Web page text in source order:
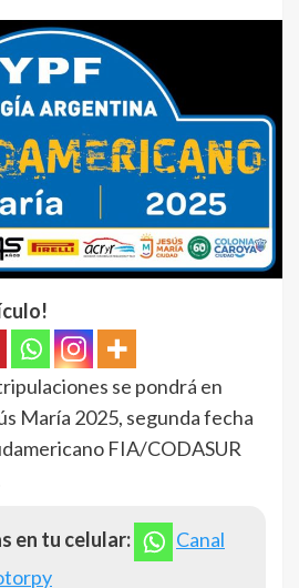
se pondrá en
María 2025, segunda fecha
FIA/CODASUR
en tu celular:
Canal